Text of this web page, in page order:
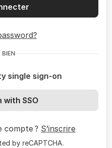
BIEN
single sign-on
with SSO
compte ? S’inscrire
by reCAPTCHA.